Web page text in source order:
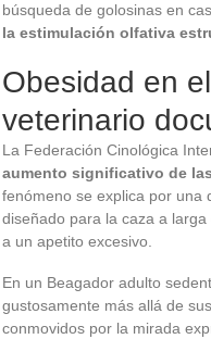
búsqueda de golosinas en
la estimulación olfativa
Obesidad en
veterinario
La Federación Cinológica
aumento significativo de
fenómeno se explica por una
diseñado para la caza a
a un apetito excesivo.
En un Beagador adulto
gustosamente más allá de
conmovidos por la mirada